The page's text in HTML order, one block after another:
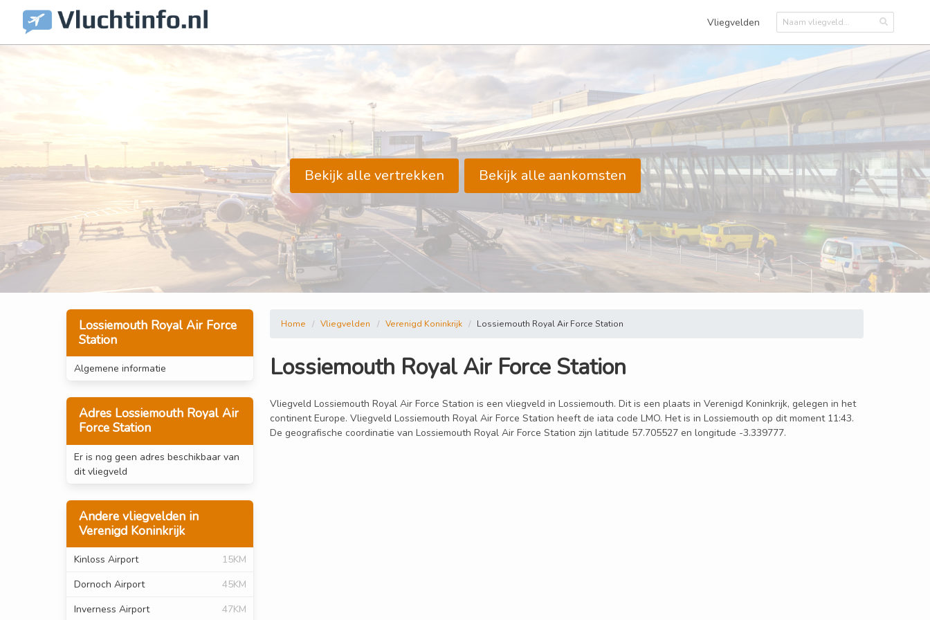
Vliegvelden
Bekijk alle vertrekken Bekijk alle aankomsten
Lossiemouth Royal Air Force
Station
Algemene informatie
Adres Lossiemouth Royal Air
Force Station
Er is nog geen adres beschikbaar van
dit vliegveld
Andere vliegvelden in
Verenigd Koninkrijk
Kinloss Airport
15KM
Dornoch Airport
45KM
Inverness Airport
47KM
Home Vliegvelden Verenigd Koninkrijk Lossiemouth Royal Air Force Station
Lossiemouth Royal Air Force Station
Vliegveld Lossiemouth Royal Air Force Station is een vliegveld in Lossiemouth. Dit is een plaats in Verenigd Koninkrijk, gelegen in het
continent Europe. Vliegveld Lossiemouth Royal Air Force Station heeft de iata code LMO. Het is in Lossiemouth op dit moment 11:43.
De geografische coordinatie van Lossiemouth Royal Air Force Station zijn latitude 57.705527 en longitude -3.339777.